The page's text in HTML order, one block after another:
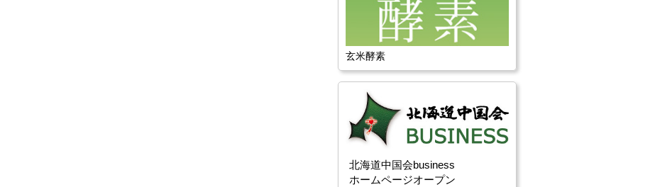
玄米酵素
北海道中国会business
ホームページオープン